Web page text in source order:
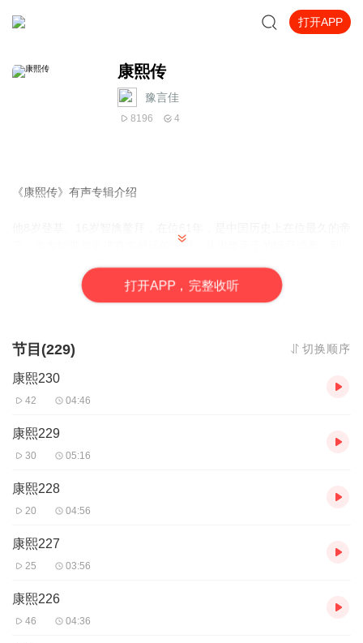
打开APP
康熙传
豫言佳
8196 4
《康熙传》有声专辑介绍
王。本专辑带你走进真实鲜活的康熙：从少年天子的隐忍逆袭，到
国天下，也有爱科学、懂生活、接地气的帝王趣事。
读懂康熙如何撑起大清百年基业。
打开APP，完整收听
节目(229) 切换顺序
康熙230
42 04:46
康熙229
30 05:16
康熙228
20 04:56
康熙227
25 03:56
康熙226
46 04:36